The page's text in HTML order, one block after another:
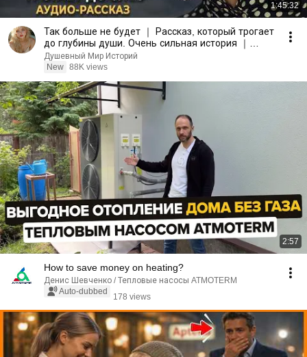
1:45:32
Так больше не будет ｜ Рассказ, который трогает
до глубины души. Очень сильная история ｜
Аудиорассказ
Душевный Мир Историй
New 88K views
2:57
How to save money on heating?
Денис Шевченко / Тепловые насосы ATMOTERM
Auto-dubbed
178 views